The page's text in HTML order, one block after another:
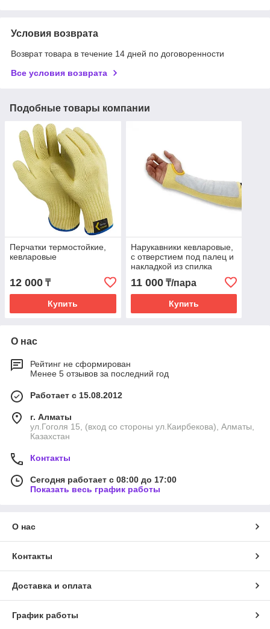
Условия возврата
Возврат товара в течение 14 дней по договоренности
Все условия возврата
Подобные товары компании
Перчатки термостойкие,
кевларовые
12 000 ₸
Купить
Нарукавники кевларовые,
с отверстием под палец и
накладкой из спилка
11 000₸/пара
Купить
О нас
Рейтинг не сформирован
Менее 5 отзывов за последний год
Работает с 15.08.2012
г. Алматы
ул.Гоголя 15, (вход со стороны ул.Каирбекова), Алматы,
Казахстан
Контакты
Сегодня работает с 08:00 до 17:00
Показать весь график работы
О нас
Контакты
Доставка и оплата
График работы